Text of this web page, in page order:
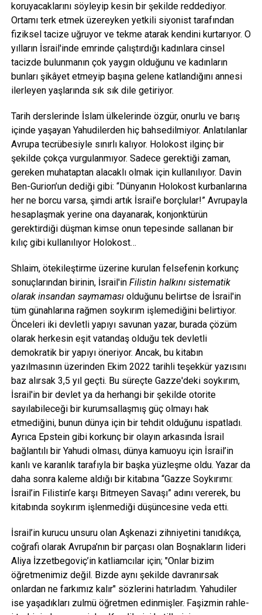
koruyacaklarını söyleyip kesin bir şekilde reddediyor.
Ortamı terk etmek üzereyken yetkili siyonist tarafından
fiziksel tacize uğruyor ve tekme atarak kendini kurtarıyor. O
yılların İsrail'inde emrinde çalıştırdığı kadınlara cinsel
tacizde bulunmanın çok yaygın olduğunu ve kadınların
bunları şikâyet etmeyip başına gelene katlandığını annesi
ilerleyen yaşlarında sık sık dile getiriyor.
Tarih derslerinde İslam ülkelerinde özgür, onurlu ve barış
içinde yaşayan Yahudilerden hiç bahsedilmiyor. Anlatılanlar
Avrupa tecrübesiyle sınırlı kalıyor. Holokost ilginç bir
şekilde çokça vurgulanmıyor. Sadece gerektiği zaman,
gereken muhataptan alacaklı olmak için kullanılıyor. Davin
Ben-Gurion’un dediği gibi: “Dünyanın Holokost kurbanlarına
her ne borcu varsa, şimdi artık İsrail’e borçlular!” Avrupayla
hesaplaşmak yerine ona dayanarak, konjonktürün
gerektirdiği düşman kimse onun tepesinde sallanan bir
kılıç gibi kullanılıyor Holokost…
Shlaim, ötekileştirme üzerine kurulan felsefenin korkunç
sonuçlarından birinin, İsrail'in Filistin halkını sistematik
olarak insandan saymaması olduğunu belirtse de İsrail'in
tüm günahlarına rağmen soykırım işlemediğini belirtiyor.
Önceleri iki devletli yapıyı savunan yazar, burada çözüm
olarak herkesin eşit vatandaş olduğu tek devletli
demokratik bir yapıyı öneriyor. Ancak, bu kitabın
yazılmasının üzerinden Ekim 2022 tarihli teşekkür yazısını
baz alırsak 3,5 yıl geçti. Bu süreçte Gazze'deki soykırım,
İsrail'in bir devlet ya da herhangi bir şekilde otorite
sayılabileceği bir kurumsallaşmış güç olmayı hak
etmediğini, bunun dünya için bir tehdit olduğunu ispatladı.
Ayrıca Epstein gibi korkunç bir olayın arkasında İsrail
bağlantılı bir Yahudi olması, dünya kamuoyu için İsrail’in
kanlı ve karanlık tarafıyla bir başka yüzleşme oldu. Yazar da
daha sonra kaleme aldığı bir kitabına “Gazze Soykırımı:
İsrail’in Filistin’e karşı Bitmeyen Savaşı” adını vererek, bu
kitabında soykırım işlenmediği düşüncesine veda etti.
İsrail’in kurucu unsuru olan Aşkenazi zihniyetini tanıdıkça,
coğrafi olarak Avrupa’nın bir parçası olan Boşnakların lideri
Aliya İzzetbegoviç’in katliamcılar için; "Onlar bizim
öğretmenimiz değil. Bizde aynı şekilde davranırsak
onlardan ne farkımız kalır" sözlerini hatırladım. Yahudiler
ise yaşadıkları zulmü öğretmen edinmişler. Faşizmin rahle-